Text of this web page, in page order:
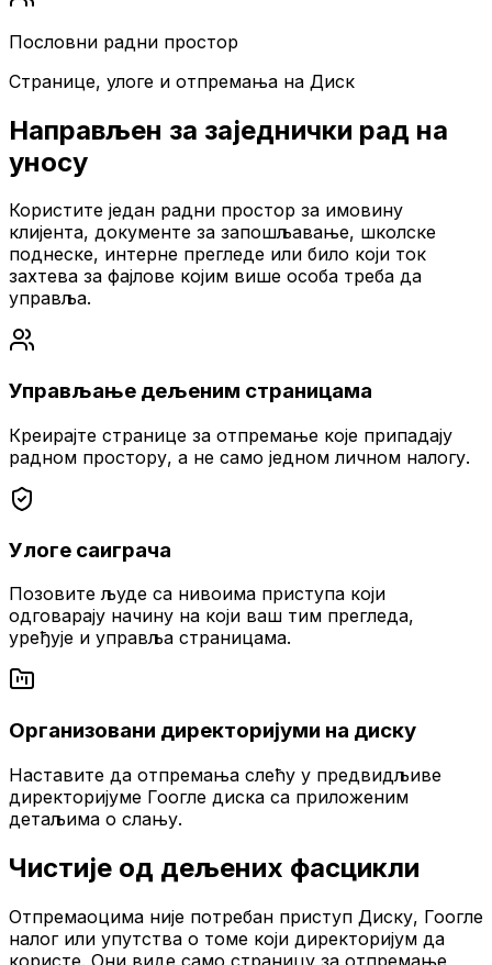
Пословни радни простор
Странице, улоге и отпремања на Диск
Направљен за заједнички рад на
уносу
Користите један радни простор за имовину
клијента, документе за запошљавање, школске
поднеске, интерне прегледе или било који ток
захтева за фајлове којим више особа треба да
управља.
Управљање дељеним страницама
Креирајте странице за отпремање које припадају
радном простору, а не само једном личном налогу.
Улоге саиграча
Позовите људе са нивоима приступа који
одговарају начину на који ваш тим прегледа,
уређује и управља страницама.
Организовани директоријуми на диску
Наставите да отпремања слећу у предвидљиве
директоријуме Гоогле диска са приложеним
детаљима о слању.
Чистије од дељених фасцикли
Отпремаоцима није потребан приступ Диску, Гоогле
налог или упутства о томе који директоријум да
користе. Они виде само страницу за отпремање